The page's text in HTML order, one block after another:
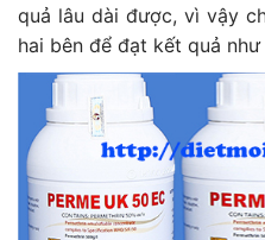
quả lâu dài được, vì vậy
hai bên để đạt kết quả